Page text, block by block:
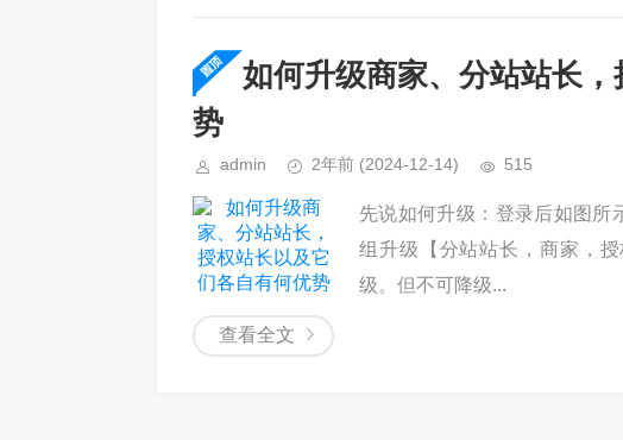
如何升级商家、分站站长
势
admin 2年前 (2024-12-14) 515
先说如何升级：登录后如图所
组升级【分站站长，商家，
级。但不可降级...
查看全文